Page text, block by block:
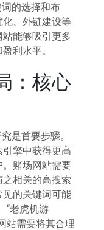
的选择和布
化、外链建设等
能够吸引更多
利水平。
：核心
是首要步骤。
擎中获得更高
赌场网站需要
相关的高搜索
的关键词可能
“老虎机游
站需要将其合理